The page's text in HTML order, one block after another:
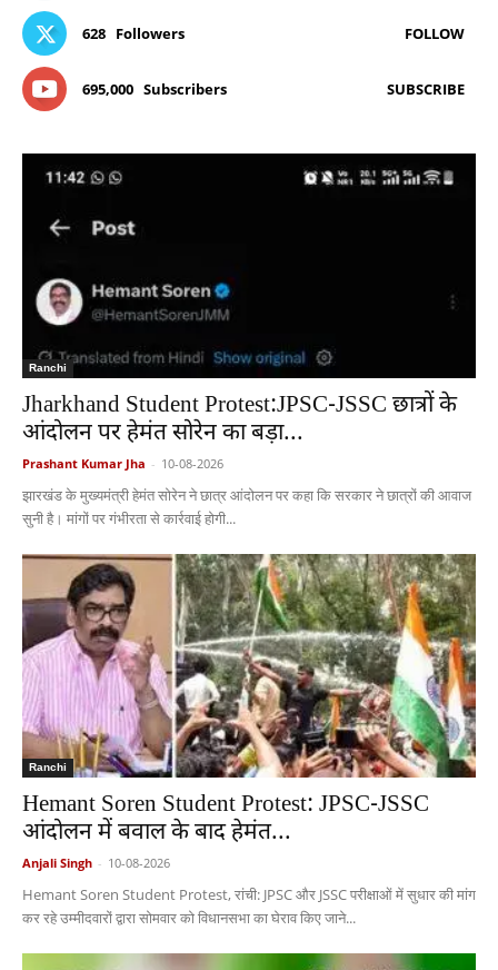
628 Followers FOLLOW
695,000 Subscribers SUBSCRIBE
Ranchi
Jharkhand Student Protest:JPSC-JSSC छात्रों के
आंदोलन पर हेमंत सोरेन का बड़ा...
Prashant Kumar Jha - 10-08-2026
झारखंड के मुख्यमंत्री हेमंत सोरेन ने छात्र आंदोलन पर कहा कि सरकार ने छात्रों की आवाज
सुनी है। मांगों पर गंभीरता से कार्रवाई होगी...
Ranchi
Hemant Soren Student Protest: JPSC-JSSC
आंदोलन में बवाल के बाद हेमंत...
Anjali Singh - 10-08-2026
Hemant Soren Student Protest, रांची: JPSC और JSSC परीक्षाओं में सुधार की मांग
कर रहे उम्मीदवारों द्वारा सोमवार को विधानसभा का घेराव किए जाने...